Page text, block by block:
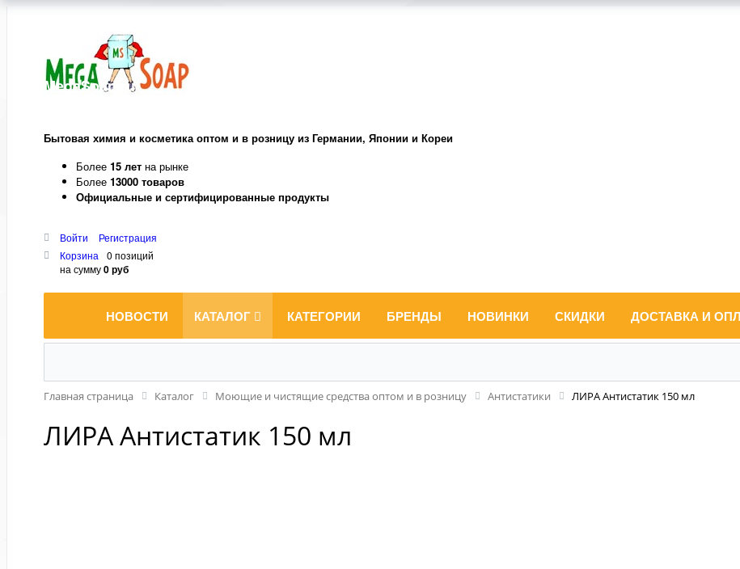
MegaSoap.ru
Бытовая химия и косметика оптом и в розницу из Германии, Японии и Кореи
Более 15 лет на рынке
Более 13000 товаров
Официальные и сертифицированные продукты
Войти
Регистрация
Корзина
0 позиций
на сумму0 руб
НОВОСТИ КАТАЛОГ КАТЕГОРИИ БРЕНДЫ НОВИНКИ СКИДКИ ДОСТАВКА И
Главная страница Каталог Моющие и чистящие средства оптом и в розницу Антистатики ЛИРА Антистатик 150 мл
ЛИРА Антистатик 150 мл